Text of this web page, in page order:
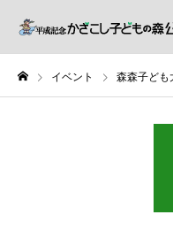
イベント 森森子ども